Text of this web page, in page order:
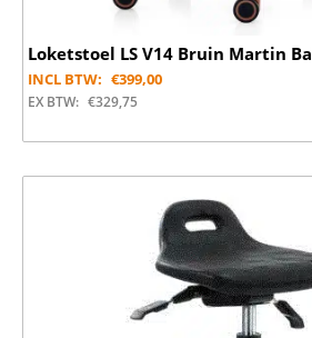
Loketstoel LS V14 Bruin Martin
INCL BTW: €399,00
EX BTW: €329,75